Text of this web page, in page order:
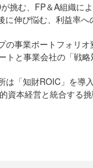
挑む、FP＆A組織に
に伸び悩む、利益率へ
の事業ポートフォリオ
トと事業会社の「戦略
は「知財ROIC」を導
資本経営と統合する